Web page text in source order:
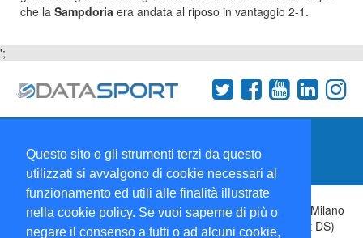
Questo sito o gli strumenti terzi da questo
utilizzati si avvalgono di cookie necessari al
funzionamento ed utili alle finalità illustrate
nella cookie policy. Se vuoi saperne di più o
negare il consenso a tutti o ad alcuni cookie,
che la Sampdoria era andata al riposo in vantaggio 2-1.
';
Collabora con noi
Copyright 1995-2026 © Wise Srl Via Palmanova 8 20132 Milano
Italia - P. IVA 09072090963 | ISSN: 2499-2925 (DataSport DS)